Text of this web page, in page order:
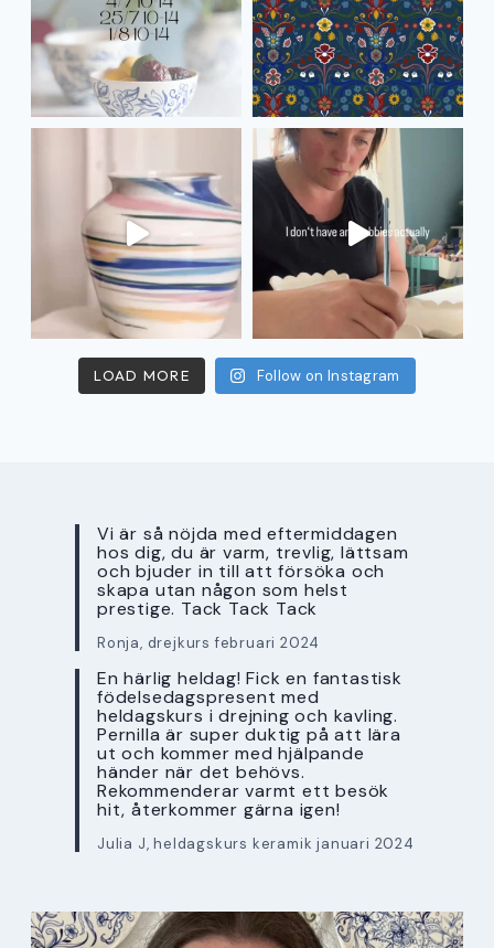
LOAD MORE Follow on Instagram
Vi är så nöjda med eftermiddagen
hos dig, du är varm, trevlig, lättsam
och bjuder in till att försöka och
skapa utan någon som helst
prestige. Tack Tack Tack
Ronja, drejkurs februari 2024
En härlig heldag! Fick en fantastisk
födelsedagspresent med
heldagskurs i drejning och kavling.
Pernilla är super duktig på att lära
ut och kommer med hjälpande
händer när det behövs.
Rekommenderar varmt ett besök
hit, återkommer gärna igen!
Julia J, heldagskurs keramik januari 2024